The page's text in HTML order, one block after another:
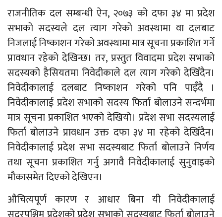
राजनीतिक दल सम्बन्धी ऐन, २०७३ को दफा ३४ मा प्रदेश
सभाको सदस्यले दल त्याग गरेको अवस्थामा वा दलबाट
निजलाई निष्काशन गरेको अवस्थामा मात्र सूचना प्रकाशित गर्ने
प्रावधान रहेको देखिन्छ। तर, प्रस्तुत विवादमा प्रदेश सभाको
सदस्यको हैसियतमा निवेदीकाले दल त्याग गरेको देखिँदैन।
निवेदीकालाई दलबाट निष्काशन गरेको पनि पाइँदै ।
निवेदीकालाई प्रदेश सभाको सदस्य फिर्ता बोलाउने सन्दर्भमा
मात्र सूचना प्रकाशित भएको देखियो। प्रदेश सभा सदस्यलाई
फिर्ता बोलाउने प्रावधान उक्त दफा ३४ मा रहेको देखिँदैन।
निवेदीकालाई प्रदेश सभा सदस्यबाट फिर्ता बोलाउने निर्णय
तथा सूचना प्रकाशित गर्नु अगावै निवेदीकालाई सुनुवाइको
मौकासमेत दिएको देखिएन।
औचित्यपूर्ण कारण र आधार बिना यी निवेदीकालाई